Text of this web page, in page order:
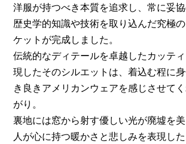
洋服が持つべき本質を追求し、常に妥協
歴史学的知識や技術を取り込んだ究極
ケットが完成しました。
伝統的なディテールを卓越したカッテ
現したそのシルエットは、着込む程に
き良きアメリカンウェアを感じさせて
がり。
裏地には窓から射す優しい光が廃墟を美
人が心に持つ暖かさと悲しみを表現した